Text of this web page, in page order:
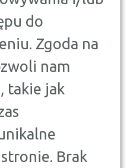
do
Zgoda na
nam
takie jak
Brak
- CO
samochodu,
się pieniędzmi z
sfinansowania
zaciągnięcie
Czym